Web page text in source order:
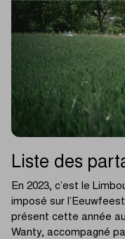
Liste des
En 2023, c’est le
imposé sur
présent cette année
Wanty, accompagné